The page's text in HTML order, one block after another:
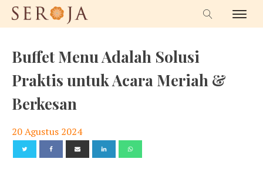
Buffet Menu Adalah Solusi
Praktis untuk Acara Meriah &
Berkesan
20 Agustus 2024